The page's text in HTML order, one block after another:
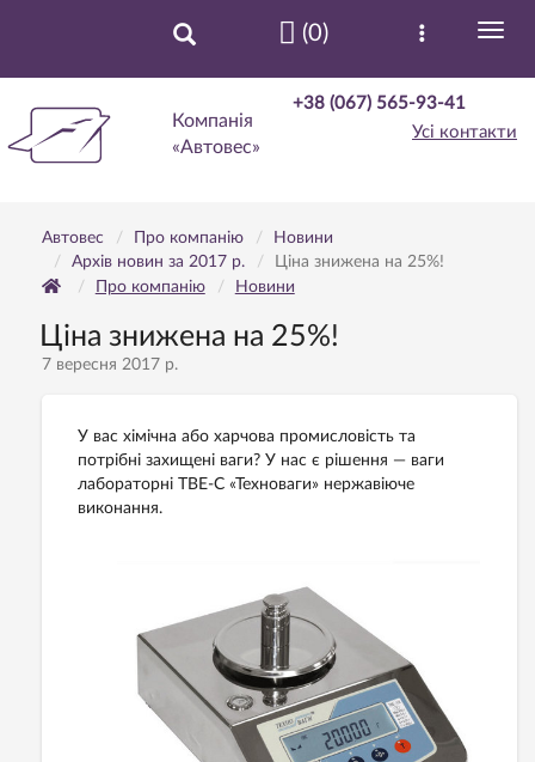
Компанія
«Автовес»
+38 (067) 565-93-41
Усі контакти
(0)
Автовес Про компанію
Новини
Архів новин за 2017 р.
Ціна знижена на 25%!
Про компанію
Новини
Ціна знижена на 25%!
7 вересня 2017 р.
У вас хімічна або харчова промисловість та
потрібні захищені ваги? У нас є рішення — ваги
лабораторні ТВЕ-С «Техноваги» нержавіюче
виконання.